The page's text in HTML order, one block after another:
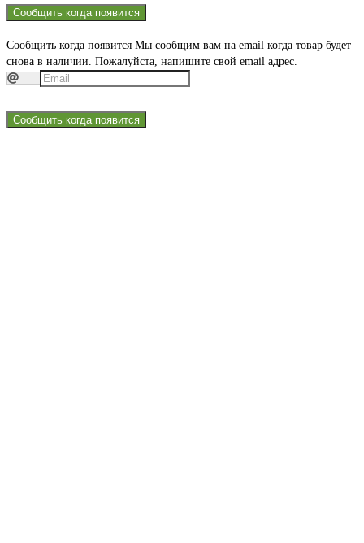
Сообщить когда появится
Сообщить когда появится Мы сообщим вам на email когда товар будет
снова в наличии. Пожалуйста, напишите свой email адрес.
Сообщить когда появится